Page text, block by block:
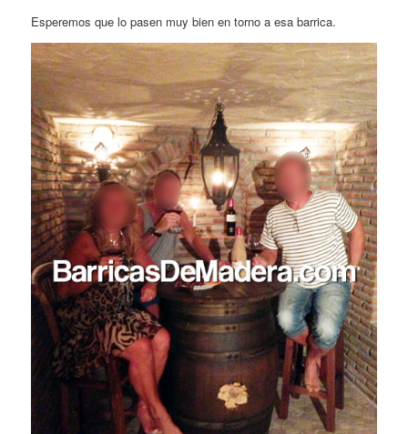
Esperemos que lo pasen muy bien en torno a esa barrica.